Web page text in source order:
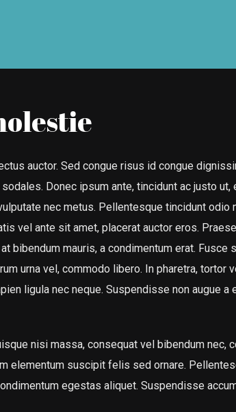
auctor. Sed congue risus id congue
Donec ipsum ante, tincidunt ac justo ut,
nec metus. Pellentesque tincidunt odio
vel ante sit amet, placerat auctor eros.
bibendum mauris, a condimentum erat. Fusce
urna vel, commodo libero. In pharetra, tortor
ligula nec neque. Suspendisse non augue a
nisi massa, consequat vel bibendum nec,
elementum suscipit felis sed ornare.
egestas aliquet. Suspendisse